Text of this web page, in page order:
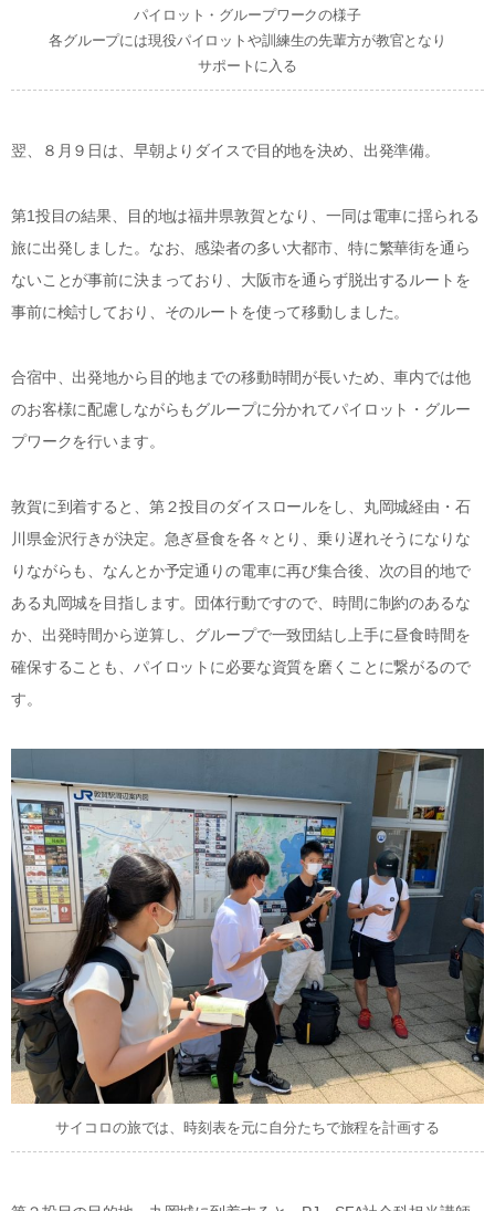
パイロット・グループワークの様子
各グループには現役パイロットや訓練生の先輩方が教官となり
サポートに入る
翌、８月９日は、早朝よりダイスで目的地を決め、出発準備。
第1投目の結果、目的地は福井県敦賀となり、一同は電車に揺られる
旅に出発しました。なお、感染者の多い大都市、特に繁華街を通ら
ないことが事前に決まっており、大阪市を通らず脱出するルートを
事前に検討しており、そのルートを使って移動しました。
合宿中、出発地から目的地までの移動時間が長いため、車内では他
のお客様に配慮しながらもグループに分かれてパイロット・グルー
プワークを行います。
敦賀に到着すると、第２投目のダイスロールをし、丸岡城経由・石
川県金沢行きが決定。急ぎ昼食を各々とり、乗り遅れそうになりな
りながらも、なんとか予定通りの電車に再び集合後、次の目的地で
ある丸岡城を目指します。団体行動ですので、時間に制約のあるな
か、出発時間から逆算し、グループで一致団結し上手に昼食時間を
確保することも、パイロットに必要な資質を磨くことに繋がるので
す。
サイコロの旅では、時刻表を元に自分たちで旅程を計画する